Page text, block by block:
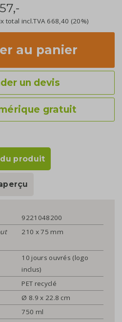
total incl.TVA 668,40 (20%)
au panier
un devis
gratuit
produit
9221048200
210 x 75 mm
10 jours ouvrés (logo
inclus)
PET recyclé
Ø 8.9 x 22.8 cm
750 ml